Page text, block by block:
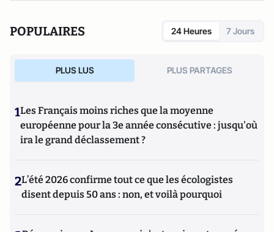
POPULAIRES 24 Heures 7 Jours
PLUS LUS PLUS PARTAGES
1Les Français moins riches que la moyenne
européenne pour la 3e année consécutive : jusqu'où
ira le grand déclassement ?
2L’été 2026 confirme tout ce que les écologistes
disent depuis 50 ans : non, et voilà pourquoi